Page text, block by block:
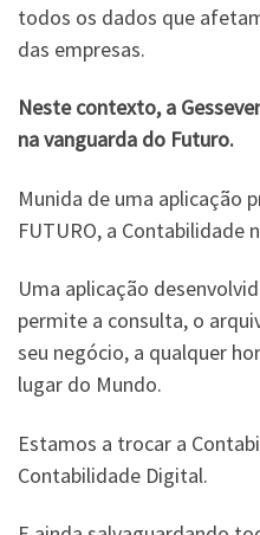
todos os dados que
das empresas.
Neste contexto, a
na vanguarda do Futuro.
Munida de uma aplicação
FUTURO, a Contabilidade
Uma aplicação
permite a consulta, o
seu negócio, a qualquer
lugar do Mundo.
Estamos a trocar a
Contabilidade Digital.